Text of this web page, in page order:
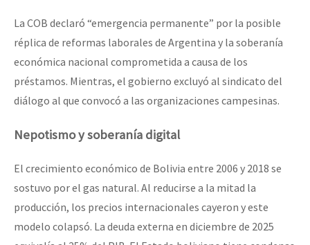
La COB declaró “emergencia permanente” por la posible
réplica de reformas laborales de Argentina y la soberanía
económica nacional comprometida a causa de los
préstamos. Mientras, el gobierno excluyó al sindicato del
diálogo al que convocó a las organizaciones campesinas.
Nepotismo y soberanía digital
El crecimiento económico de Bolivia entre 2006 y 2018 se
sostuvo por el gas natural. Al reducirse a la mitad la
producción, los precios internacionales cayeron y este
modelo colapsó. La deuda externa en diciembre de 2025